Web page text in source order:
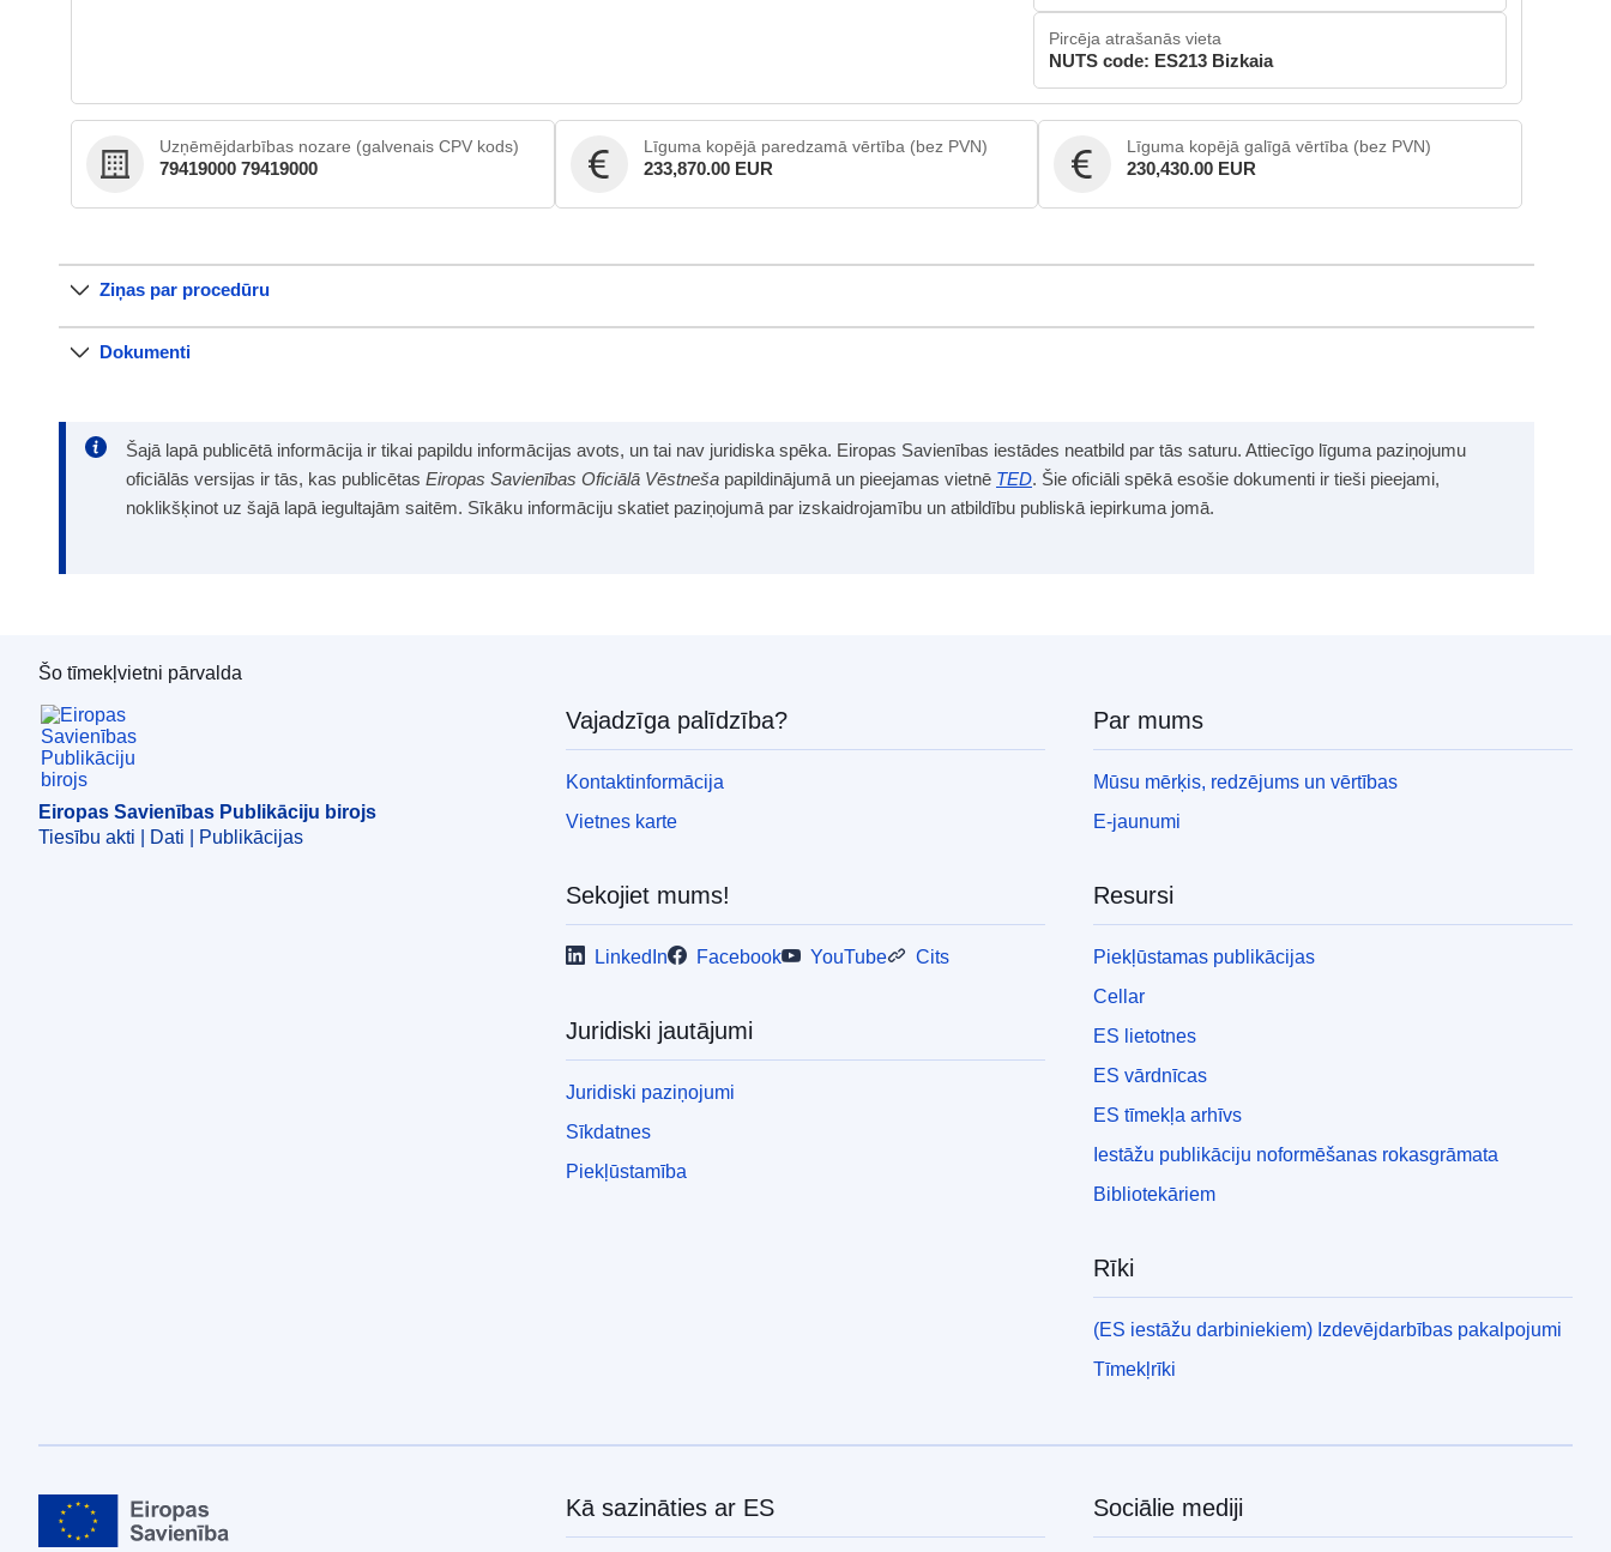
Pircēja atrašanās vieta
NUTS code: ES213 Bizkaia
Uzņēmējdarbības nozare (galvenais CPV kods)
79419000 79419000
Līguma kopējā paredzamā vērtība (bez PVN)
233,870.00 EUR
Līguma kopējā galīgā vērtība (bez PVN)
230,430.00 EUR
Ziņas par procedūru
Dokumenti
Šajā lapā publicētā informācija ir tikai papildu informācijas avots, un tai nav juridiska spēka. Eiropas Savienības iestādes neatbild par tās saturu. Attiecīgo līguma paziņojumu
oficiālās versijas ir tās, kas publicētas Eiropas Savienības Oficiālā Vēstneša papildinājumā un pieejamas vietnē TED. Šie oficiāli spēkā esošie dokumenti ir tieši pieejami,
noklikšķinot uz šajā lapā iegultajām saitēm. Sīkāku informāciju skatiet paziņojumā par izskaidrojamību un atbildību publiskā iepirkuma jomā.
Eiropas Savienības Publikāciju birojs
Šo tīmekļvietni pārvalda
Eiropas Savienības Publikāciju birojs
Tiesību akti | Dati | Publikācijas
Vajadzīga palīdzība?
Kontaktinformācija
Vietnes karte
Sekojiet mums!
LinkedIn Facebook YouTube Cits
Juridiski jautājumi
Juridiski paziņojumi
Sīkdatnes
Piekļūstamība
Par mums
Mūsu mērķis, redzējums un vērtības
E-jaunumi
Resursi
Piekļūstamas publikācijas
Cellar
ES lietotnes
ES vārdnīcas
ES tīmekļa arhīvs
Iestāžu publikāciju noformēšanas rokasgrāmata
Bibliotekāriem
Rīki
(ES iestāžu darbiniekiem) Izdevējdarbības pakalpojumi
Tīmekļrīki
Eiropas Savienība Kā sazināties ar ES Sociālie mediji